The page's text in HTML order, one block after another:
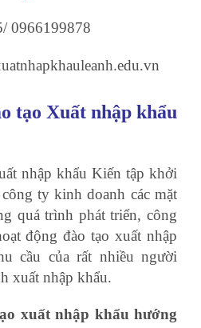
0966199878
tạo Xuất nhập khẩu
nhập khẩu Kiến tập khởi
ty kinh doanh các mặt
quá trình phát triển, công
động đào tạo xuất nhập
cầu của rất nhiều người
xuất nhập khẩu.
xuất nhập khẩu hướng